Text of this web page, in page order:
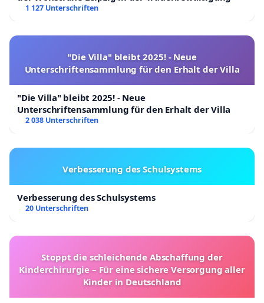
1 127 Unterschriften
"Die Villa" bleibt 2025! - Neue
Unterschriftensammlung für den Erhalt der Villa
"Die Villa" bleibt 2025! - Neue
Unterschriftensammlung für den Erhalt der Villa
2 038 Unterschriften
Verbesserung des Schulsystems
Verbesserung des Schulsystems
20 Unterschriften
Stoppt die schleichende Abschaffung der
Kinderchirurgie – Für eine sichere Versorgung aller
Kinder in Deutschland